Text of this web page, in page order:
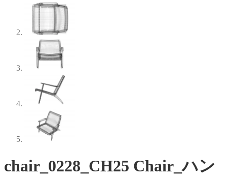
chair_0228_CH25 Chair_ハン